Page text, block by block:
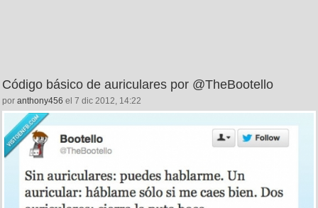
Código básico de auriculares por @TheBootello
por anthony456 el 7 dic 2012, 14:22